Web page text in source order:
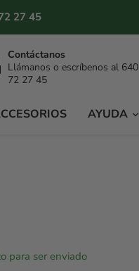
27 45
Contáctanos
Llámanos o escríbenos al 640
72 27 45
AYUDA
para ser enviado